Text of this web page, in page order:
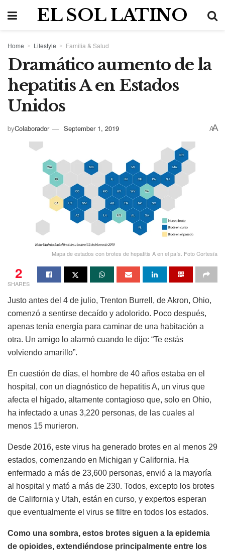
EL SOL LATINO
Home Lifestyle Familia & Salud
Dramático aumento de la
hepatitis A en Estados
Unidos
byColaborador September 1, 2019 AA
Mapa de estados con brotes de hepatitis A en el país. Foto Cortesía
2
SHARES
Justo antes del 4 de julio, Trenton Burrell, de Akron, Ohio,
comenzó a sentirse decaído y adolorido. Poco después,
apenas tenía energía para caminar de una habitación a
otra. Un amigo lo alarmó cuando le dijo: “Te estás
volviendo amarillo”.
En cuestión de días, el hombre de 40 años estaba en el
hospital, con un diagnóstico de hepatitis A, un virus que
afecta el hígado, altamente contagioso que, solo en Ohio,
ha infectado a unas 3,220 personas, de las cuales al
menos 15 murieron.
Desde 2016, este virus ha generado brotes en al menos 29
estados, comenzando en Michigan y California. Ha
enfermado a más de 23,600 personas, envió a la mayoría
al hospital y mató a más de 230. Todos, excepto los brotes
de California y Utah, están en curso, y expertos esperan
que eventualmente el virus se filtre en todos los estados.
Como una sombra, estos brotes siguen a la epidemia
de opioides, extendiéndose principalmente entre los